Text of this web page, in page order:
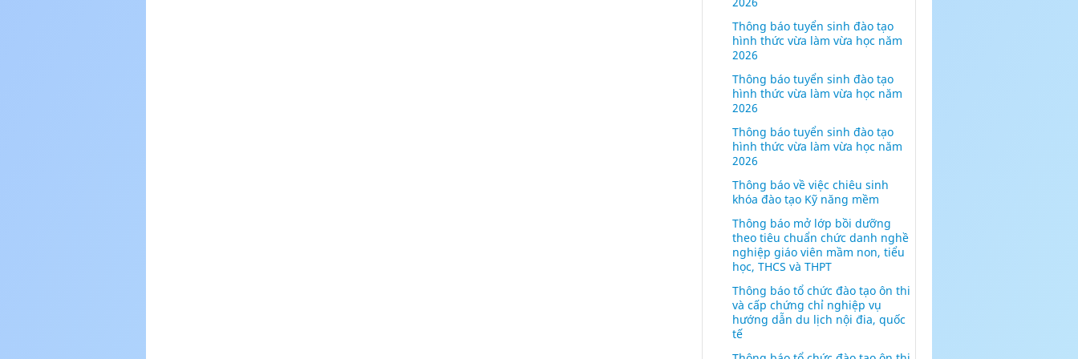
Thông báo tuyển sinh đào tạo
hình thức vừa làm vừa học năm
2026
Thông báo tuyển sinh đào tạo
hình thức vừa làm vừa học năm
2026
Thông báo tuyển sinh đào tạo
hình thức vừa làm vừa học năm
2026
Thông báo về việc chiêu sinh
khóa đào tạo Kỹ năng mềm
Thông báo mở lớp bồi dưỡng
theo tiêu chuẩn chức danh nghề
nghiệp giáo viên mầm non, tiểu
học, THCS và THPT
Thông báo tổ chức đào tạo ôn thi
và cấp chứng chỉ nghiệp vụ
hướng dẫn du lịch nội đia, quốc
tế